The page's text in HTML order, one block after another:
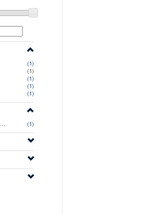
(1)
(1)
(1)
(1)
(1)
Universitäts- und Landesbibliothek Sachsen-Anhalt (1)